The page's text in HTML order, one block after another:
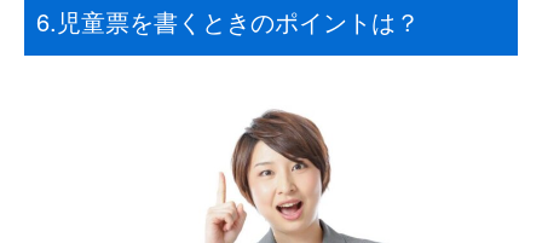
6.児童票を書くときのポイントは？